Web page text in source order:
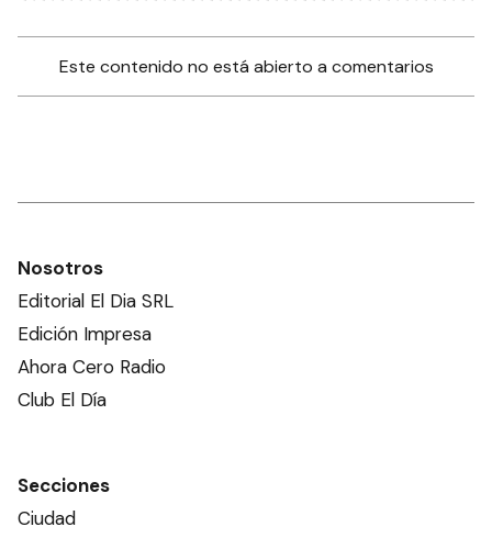
Este contenido no está abierto a comentarios
Nosotros
Editorial El Dia SRL
Edición Impresa
Ahora Cero Radio
Club El Día
Secciones
Ciudad